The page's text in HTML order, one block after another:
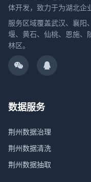
体开发，致力于为湖北企
服务区域覆盖武汉、襄阳
堰、黄石、仙桃、恩施、
林区。
数据服务
荆州数据治理
荆州数据清洗
荆州数据抽取